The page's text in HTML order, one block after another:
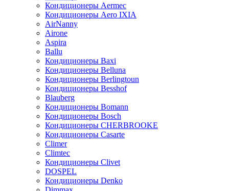
Кондиционеры Aermec
Кондиционеры Aero IXIA
AirNanny
Airone
Aspira
Ballu
Кондиционеры Baxi
Кондиционеры Belluna
Кондиционеры Berlingtoun
Кондиционеры Besshof
Blauberg
Кондиционеры Bomann
Кондиционеры Bosch
Кондиционеры CHERBROOKE
Кондиционеры Casarte
Climer
Climtec
Кондиционеры Clivet
DOSPEL
Кондиционеры Denko